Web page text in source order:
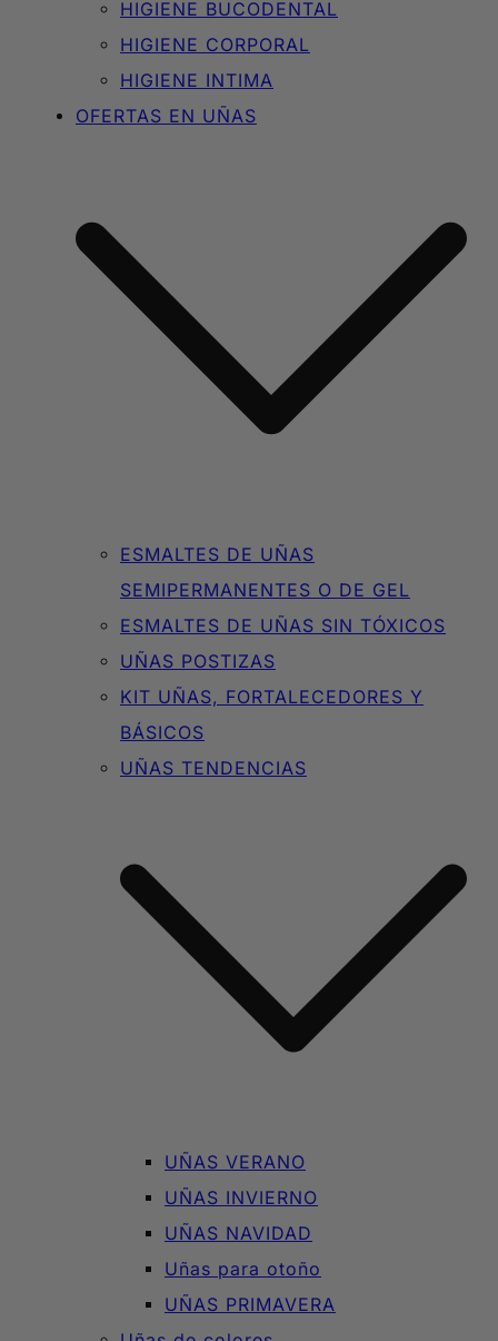
HIGIENE BUCODENTAL
HIGIENE CORPORAL
HIGIENE INTIMA
OFERTAS EN UÑAS
ESMALTES DE UÑAS
SEMIPERMANENTES O DE GEL
ESMALTES DE UÑAS SIN TÓXICOS
UÑAS POSTIZAS
KIT UÑAS, FORTALECEDORES Y
BÁSICOS
UÑAS TENDENCIAS
UÑAS VERANO
UÑAS INVIERNO
UÑAS NAVIDAD
Uñas para otoño
UÑAS PRIMAVERA